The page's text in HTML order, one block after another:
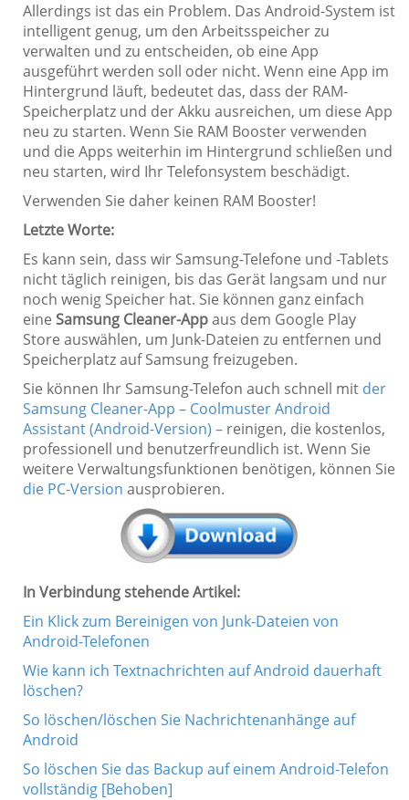
Allerdings ist das ein Problem. Das Android-System ist
intelligent genug, um den Arbeitsspeicher zu
verwalten und zu entscheiden, ob eine App
ausgeführt werden soll oder nicht. Wenn eine App im
Hintergrund läuft, bedeutet das, dass der RAM-
Speicherplatz und der Akku ausreichen, um diese App
neu zu starten. Wenn Sie RAM Booster verwenden
und die Apps weiterhin im Hintergrund schließen und
neu starten, wird Ihr Telefonsystem beschädigt.
Verwenden Sie daher keinen RAM Booster!
Letzte Worte:
Es kann sein, dass wir Samsung-Telefone und -Tablets
nicht täglich reinigen, bis das Gerät langsam und nur
noch wenig Speicher hat. Sie können ganz einfach
eine Samsung Cleaner-Appaus dem Google Play
Store auswählen, um Junk-Dateien zu entfernen und
Speicherplatz auf Samsung freizugeben.
Sie können Ihr Samsung-Telefon auch schnell mit der
Samsung Cleaner-App – Coolmuster Android
Assistant (Android-Version) – reinigen, die kostenlos,
professionell und benutzerfreundlich ist. Wenn Sie
weitere Verwaltungsfunktionen benötigen, können Sie
die PC-Version ausprobieren.
In Verbindung stehende Artikel:
Ein Klick zum Bereinigen von Junk-Dateien von
Android-Telefonen
Wie kann ich Textnachrichten auf Android dauerhaft
löschen?
So löschen/löschen Sie Nachrichtenanhänge auf
Android
So löschen Sie das Backup auf einem Android-Telefon
vollständig [Behoben]